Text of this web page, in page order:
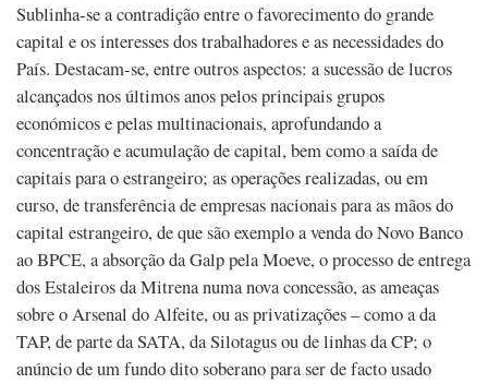
Sublinha-se a contradição entre o favorecimento do grande
capital e os interesses dos trabalhadores e as necessidades do
País. Destacam-se, entre outros aspectos: a sucessão de lucros
alcançados nos últimos anos pelos principais grupos
económicos e pelas multinacionais, aprofundando a
concentração e acumulação de capital, bem como a saída de
capitais para o estrangeiro; as operações realizadas, ou em
curso, de transferência de empresas nacionais para as mãos do
capital estrangeiro, de que são exemplo a venda do Novo Banco
ao BPCE, a absorção da Galp pela Moeve, o processo de entrega
dos Estaleiros da Mitrena numa nova concessão, as ameaças
sobre o Arsenal do Alfeite, ou as privatizações – como a da
TAP, de parte da SATA, da Silotagus ou de linhas da CP; o
anúncio de um fundo dito soberano para ser de facto usado